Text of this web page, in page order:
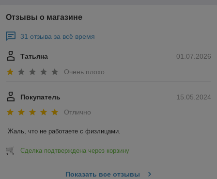
Отзывы о магазине
31 отзыва за всё время
01.07.2026
Татьяна
Очень плохо
15.05.2024
Покупатель
Отлично
Жаль, что не работаете с физлицами.
Сделка подтверждена через корзину
Показать все отзывы